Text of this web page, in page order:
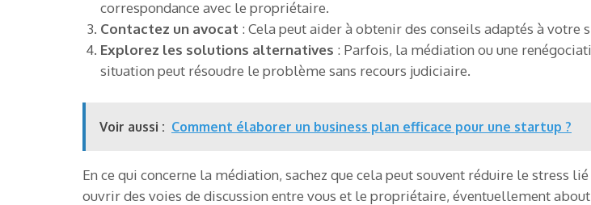
correspondance avec le propriétaire.
Contactez un avocat : Cela peut aider à obtenir des conseils adaptés à votre
Explorez les solutions alternatives : Parfois, la médiation ou une
situation peut résoudre le problème sans recours judiciaire.
Voir aussi : Comment élaborer un business plan efficace pour une startup ?
En ce qui concerne la médiation, sachez que cela peut souvent réduire le stress
ouvrir des voies de discussion entre vous et le propriétaire, éventuellement